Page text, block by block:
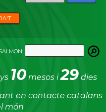
10 mesos i29 dies
en contacte catalans
món